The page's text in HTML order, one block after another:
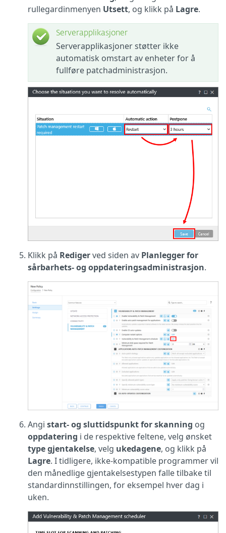
rullegardinmenyen Utsett, og klikk på Lagre.
Serverapplikasjoner
Serverapplikasjoner støtter ikke
automatisk omstart av enheter for å
fullføre patchadministrasjon.
Klikk på Redigerved siden av Planlegger for
sårbarhets- og oppdateringsadministrasjon.
Angi start- og sluttidspunkt for skanning og
oppdatering i de respektive feltene, velg ønsket
type gjentakelse, velg ukedagene, og klikk på
Lagre. I tidligere, ikke-kompatible programmer vil
den månedlige gjentakelsestypen falle tilbake til
standardinnstillingen, for eksempel hver dag i
uken.